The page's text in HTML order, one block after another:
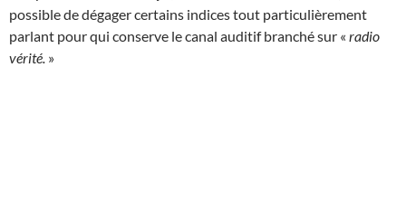
possible de dégager certains indices tout particulièrement
parlant pour qui conserve le canal auditif branché sur « radio
vérité. »